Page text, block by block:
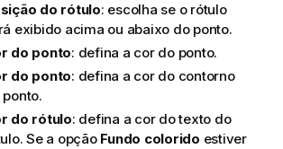
do rótulo: escolha se o rótulo
exibido acima ou abaixo do ponto.
do ponto: defina a cor do ponto.
do ponto: defina a cor do contorno
ponto.
do rótulo: defina a cor do texto do
Se a opção Fundo colorido estiver